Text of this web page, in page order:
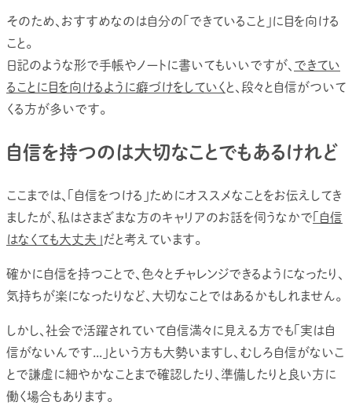
そのため、おすすめなのは自分の「できていること」に目を向ける
こと。
日記のような形で手帳やノートに書いてもいいですが、 できてい
ることに目を向けるように癖づけをしていくと、段々と自信がついて
くる方が多いです。
自信を持つのは大切なことでもあるけれど
ここまでは、「自信をつける」ためにオススメなことをお伝えしてき
ましたが、私はさまざまな方のキャリアのお話を伺うなかで 「自信
はなくても大丈夫」だと考えています。
確かに自信を持つことで、色々とチャレンジできるようになったり、
気持ちが楽になったりなど、大切なことではあるかもしれません。
しかし、社会で活躍されていて自信満々に見える方でも「実は自
信がないんです...」という方も大勢いますし、むしろ自信がないこ
とで謙虚に細やかなことまで確認したり、準備したりと良い方に
働く場合もあります。